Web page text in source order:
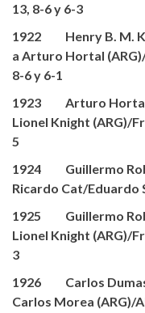
13, 8-6 y 6-3
1922 Henry B. M.
a Arturo Hortal
8-6 y 6-1
1923 Arturo Hortal
Lionel Knight (ARG)/
5
1924 Guillermo
Ricardo Cat/Eduardo
1925 Guillermo
Lionel Knight (ARG)/
3
1926 Carlos Dumas
Carlos Morea (ARG)/